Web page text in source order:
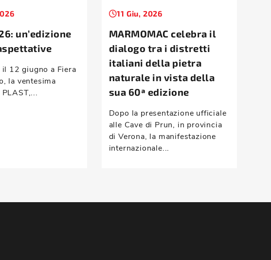
un’edizione
il 12 giugno a Fiera
la ventesima
11 Giu, 2026
MARMOMAC celebra il
dialogo tra i distretti
italiani della pietra
naturale in vista della
sua 60ª edizione
Dopo la presentazione ufficiale
alle Cave di Prun, in provincia
di Verona, la manifestazione
internazionale...